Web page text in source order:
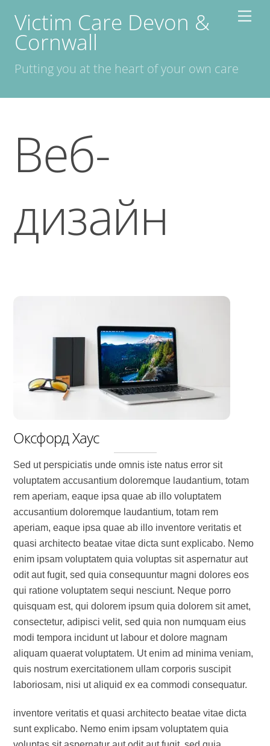
content
Victim Care Devon &
Cornwall
Putting you at the heart of your own care
Веб-
дизайн
Оксфорд Хаус
Sed ut perspiciatis unde omnis iste natus error sit
voluptatem accusantium doloremque laudantium, totam
rem aperiam, eaque ipsa quae ab illo voluptatem
accusantium doloremque laudantium, totam rem
aperiam, eaque ipsa quae ab illo inventore veritatis et
quasi architecto beatae vitae dicta sunt explicabo. Nemo
enim ipsam voluptatem quia voluptas sit aspernatur aut
odit aut fugit, sed quia consequuntur magni dolores eos
qui ratione voluptatem sequi nesciunt. Neque porro
quisquam est, qui dolorem ipsum quia dolorem sit amet,
consectetur, adipisci velit, sed quia non numquam eius
modi tempora incidunt ut labour et dolore magnam
aliquam quaerat voluptatem. Ut enim ad minima veniam,
quis nostrum exercitationem ullam corporis suscipit
laboriosam, nisi ut aliquid ex ea commodi consequatur.
inventore veritatis et quasi architecto beatae vitae dicta
sunt explicabo. Nemo enim ipsam voluptatem quia